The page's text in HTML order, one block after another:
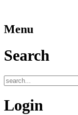
Menu
Search
Login